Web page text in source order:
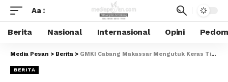
Aa
Berita Nasional Internasional Opini
Media Pesan > Berita > GMKI Cabang Makassar Mengutuk Keras Tindakan Anarkis Bupati Halmahera Utara
BERITA